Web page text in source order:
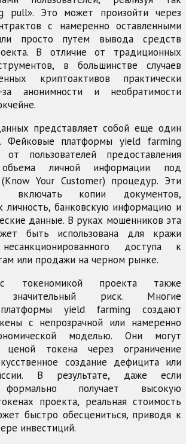
pull». Это может произойти через
с намеренно оставленными
просто путем вывода средств
В отличие от традиционных
в большинстве случаев
криптоактивов практически
за анонимности и необратимости
представляет собой еще один
Фейковые платформы yield farming
пользователей предоставления
объема личной информации под
Your Customer) процедур. Эти
включать копии документов,
личность, банковскую информацию и
данные. В руках мошенников эта
быть использована для кражи
доступа к
или продажи на черном рынке.
токеномикой проекта также
значительный риск. Многие
yield farming создают
с непрозрачной или намеренно
моделью. Они могут
ценой токена через ограничение
создание дефицита или
В результате, даже если
формально получает высокую
проекта, реальная стоимость
быстро обесцениться, приводя к
инвестиций.